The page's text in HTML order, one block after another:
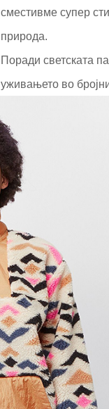
сместивме супер
природа.
Поради светската
уживањето во